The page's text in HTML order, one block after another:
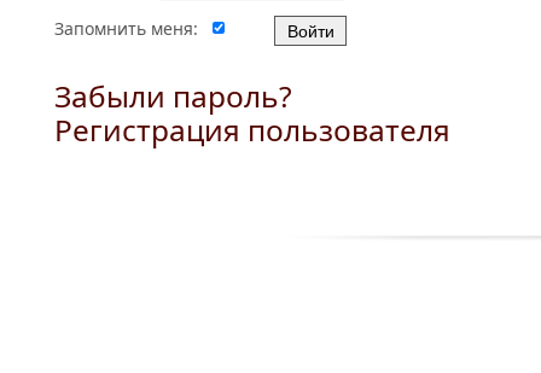
Запомнить меня:
Забыли пароль?
Регистрация пользователя